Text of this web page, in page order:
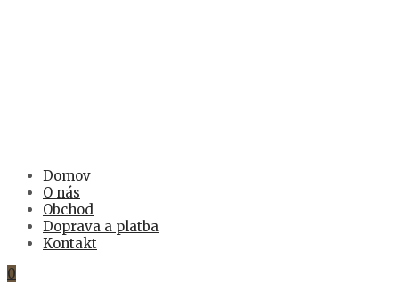
Domov
O nás
Obchod
Doprava a platba
Kontakt
0